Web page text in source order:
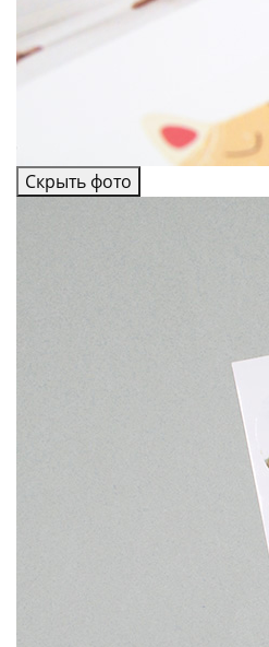
Скрыть фото